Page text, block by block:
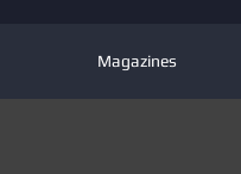
Magazines